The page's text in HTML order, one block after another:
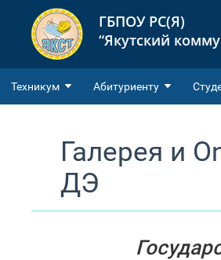
ГБПОУ РС(Я)
“Якутский
Техникум Абитуриенту
Галерея и
ДЭ